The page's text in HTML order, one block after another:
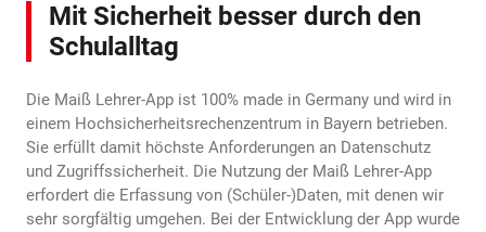
Mit Sicherheit besser durch den
Schulalltag
Die Maiß Lehrer-App ist 100% made in Germany und wird in
einem Hochsicherheitsrechenzentrum in Bayern betrieben.
Sie erfüllt damit höchste Anforderungen an Datenschutz
und Zugriffssicherheit. Die Nutzung der Maiß Lehrer-App
erfordert die Erfassung von (Schüler-)Daten, mit denen wir
sehr sorgfältig umgehen. Bei der Entwicklung der App wurde